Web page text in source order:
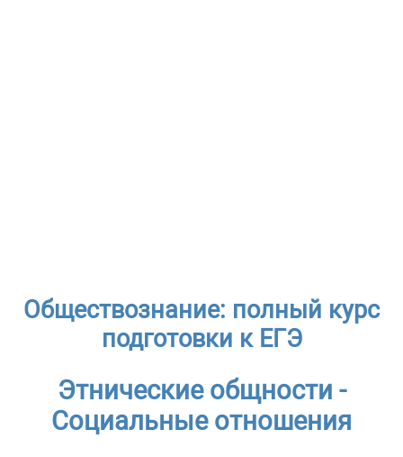
Обществознание: полный курс
подготовки к ЕГЭ
Этнические общности -
Социальные отношения